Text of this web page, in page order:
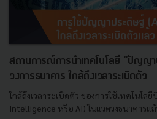
สถานการณ์การนำเทคโนโลยี "ปัญญา
วงการธนาคาร ใกล้ถึงเวลาระเบิดตัว
ใกล้ถึงเวลาระเบิดตัว ของการใช้เทคโนโ
Intelligence หรือ AI) ในแวดวงธนาคารแล้ว